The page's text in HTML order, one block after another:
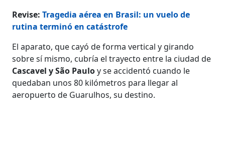
Revise:Tragedia aérea en Brasil: un vuelo de
rutina terminó en catástrofe
El aparato, que cayó de forma vertical y girando
sobre sí mismo, cubría el trayecto entre la ciudad de
Cascavel y São Pauloy se accidentó cuando le
quedaban unos 80 kilómetros para llegar al
aeropuerto de Guarulhos, su destino.